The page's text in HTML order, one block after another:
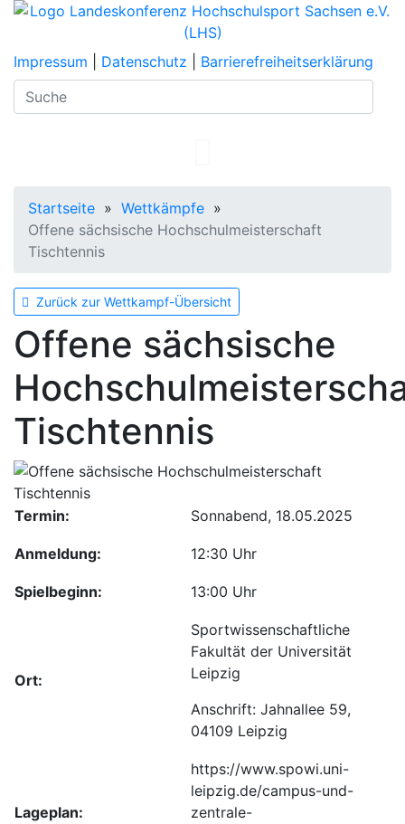
Impressum Datenschutz Barrierefreiheitserklärung
Suche
Startseite » Wettkämpfe »
Offene sächsische Hochschulmeisterschaft
Tischtennis
Zurück zur Wettkampf-Übersicht
Offene sächsische
Tischtennis
Termin: Sonnabend, 18.05.2025
Anmeldung: 12:30 Uhr
Spielbeginn: 13:00 Uhr
Ort:
Sportwissenschaftliche
Fakultät der Universität
Leipzig
Anschrift: Jahnallee 59,
04109 Leipzig
Lageplan:
https://www.spowi.uni-
leipzig.de/campus-und-
zentrale-